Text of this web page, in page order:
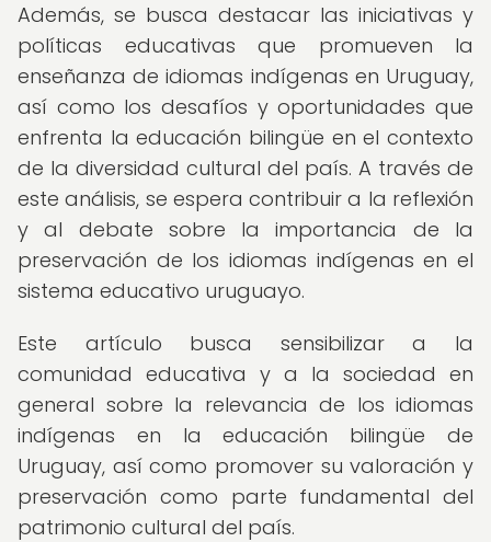
Además, se busca destacar las iniciativas y
políticas educativas que promueven la
enseñanza de idiomas indígenas en Uruguay,
así como los desafíos y oportunidades que
enfrenta la educación bilingüe en el contexto
de la diversidad cultural del país. A través de
este análisis, se espera contribuir a la reflexión
y al debate sobre la importancia de la
preservación de los idiomas indígenas en el
sistema educativo uruguayo.
Este artículo busca sensibilizar a la
comunidad educativa y a la sociedad en
general sobre la relevancia de los idiomas
indígenas en la educación bilingüe de
Uruguay, así como promover su valoración y
preservación como parte fundamental del
patrimonio cultural del país.